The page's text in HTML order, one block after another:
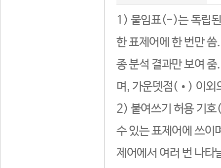
1) 붙임표(-)는 독립된
한 표제어에 한 번만
종 분석 결과만 보여
며, 가운뎃점(•) 이외
2) 붙여쓰기 허용 기호
수 있는 표제어에 쓰이
제어에서 여러 번 나타